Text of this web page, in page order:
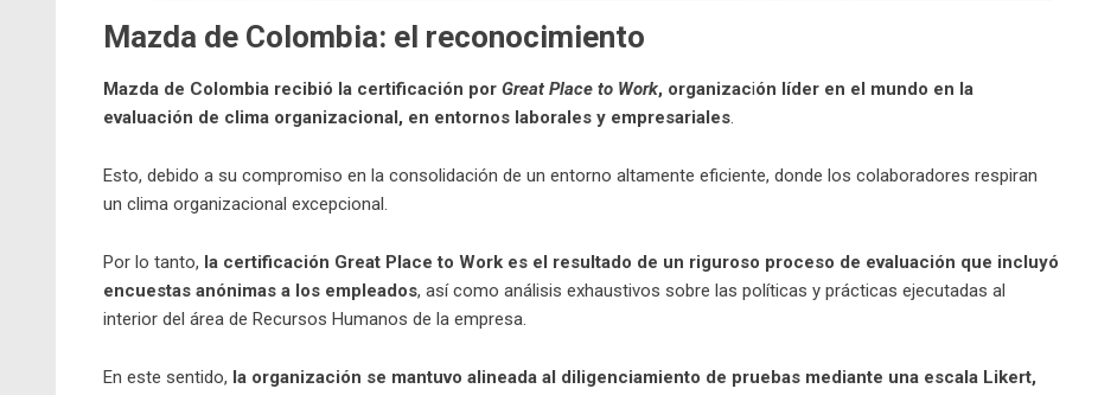
Mazda de Colombia: el reconocimiento
Mazda de Colombia recibió la certificación por Great Place to Work, organización líder en el mundo en la
evaluación de clima organizacional, en entornos laborales y empresariales.
Esto, debido a su compromiso en la consolidación de un entorno altamente eficiente, donde los colaboradores respiran
un clima organizacional excepcional.
Por lo tanto, la certificación Great Place to Work es el resultado de un riguroso proceso de evaluación que incluyó
encuestas anónimas a los empleados, así como análisis exhaustivos sobre las políticas y prácticas ejecutadas al
interior del área de Recursos Humanos de la empresa.
En este sentido, la organización se mantuvo alineada al diligenciamiento de pruebas mediante una escala Likert,